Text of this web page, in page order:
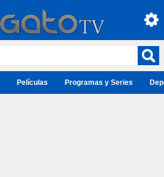
Películas Programas y Series